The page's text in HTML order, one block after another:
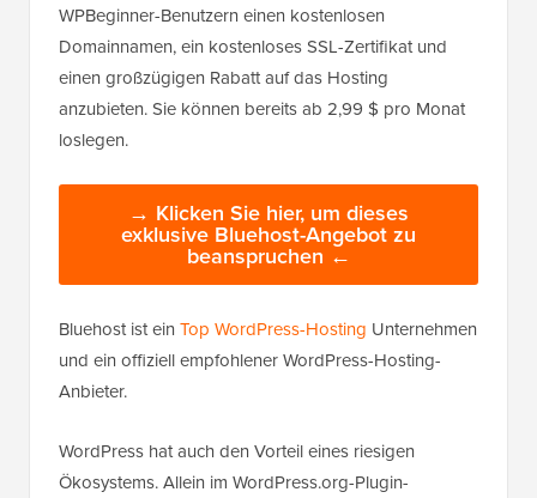
WPBeginner-Benutzern einen kostenlosen
Domainnamen, ein kostenloses SSL-Zertifikat und
einen großzügigen Rabatt auf das Hosting
anzubieten. Sie können bereits ab 2,99 $ pro Monat
loslegen.
→ Klicken Sie hier, um dieses
exklusive Bluehost-Angebot zu
beanspruchen ←
Bluehost ist ein Top WordPress-Hosting Unternehmen
und ein offiziell empfohlener WordPress-Hosting-
Anbieter.
WordPress hat auch den Vorteil eines riesigen
Ökosystems. Allein im WordPress.org-Plugin-